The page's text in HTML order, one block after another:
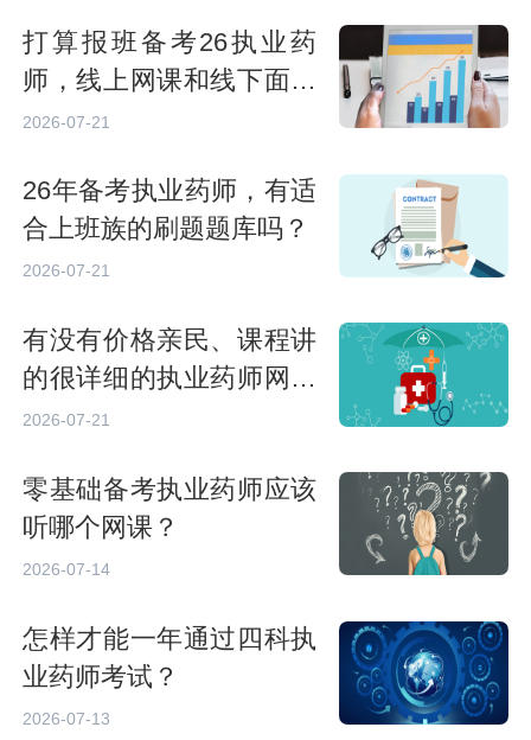
打算报班备考26执业药
师，线上网课和线下面授
选哪一种好？
2026-07-21
26年备考执业药师，有适
合上班族的刷题题库吗？
2026-07-21
有没有价格亲民、课程讲
的很详细的执业药师网课
推荐？
2026-07-21
零基础备考执业药师应该
听哪个网课？
2026-07-14
怎样才能一年通过四科执
业药师考试？
2026-07-13